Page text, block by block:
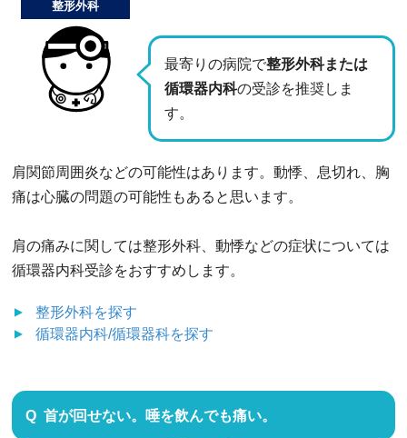
最寄りの病院で整形外科または
循環器内科の受診を推奨しま
す。
整形外科
肩関節周囲炎などの可能性はあります。動悸、息切れ、胸
痛は心臓の問題の可能性もあると思います。
肩の痛みに関しては整形外科、動悸などの症状については
循環器内科受診をおすすめします。
整形外科を探す
循環器内科/循環器科を探す
首が回せない。唾を飲んでも痛い。